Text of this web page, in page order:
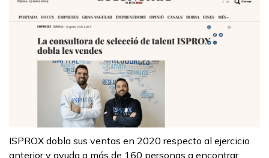
ISPROX dobla sus ventas en 2020 respecto al ejercicio
anterior y ayuda a más de 160 personas a encontrar